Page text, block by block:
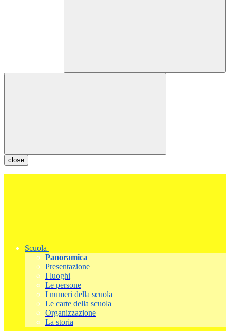
close
Scuola
Panoramica
Presentazione
I luoghi
Le persone
I numeri della scuola
Le carte della scuola
Organizzazione
La storia